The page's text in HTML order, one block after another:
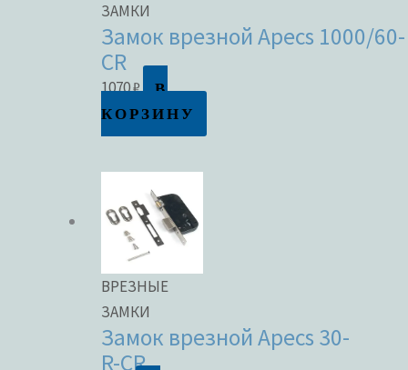
ЗАМКИ
Замок врезной Apecs 1000/60-
CR
1070₽
В
КОРЗИНУ
ВРЕЗНЫЕ
ЗАМКИ
Замок врезной Apecs 30-
R-CR